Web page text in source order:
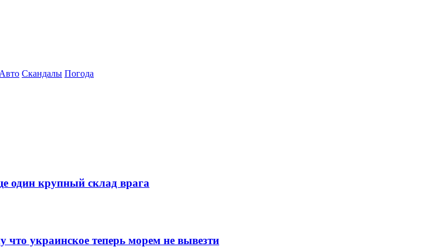
Авто Скандалы Погода
один крупный склад врага
украинское теперь морем не вывезти